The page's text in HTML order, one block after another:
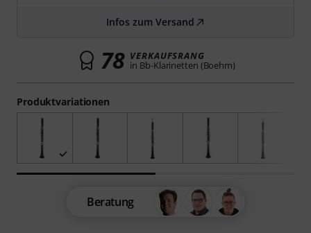
Produktvariationen
Infos zum Versand
78 VERKAUFSRANG
in Bb-Klarinetten (Boehm)
Beratung